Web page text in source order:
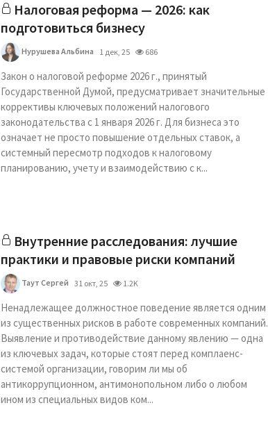
Налоговая реформа — 2026: как
подготовиться бизнесу
Нурушева Альбина 1 дек, 25 686
Закон о налоговой реформе 2026 г., принятый
Государственной Думой, предусматривает значительные
коррективы ключевых положений налогового
законодательства с 1 января 2026 г. Для бизнеса это
означает не просто повышение отдельных ставок, а
системный пересмотр подходов к налоговому
планированию, учету и взаимодействию с к...
Внутренние расследования: лучшие
практики и правовые риски компаний
Таут Сергей 31 окт, 25 1.2K
Ненадлежащее должностное поведение является одним
из существенных рисков в работе современных компаний.
Выявление и противодействие данному явлению — одна
из ключевых задач, которые стоят перед комплаенс-
системой организации, говорим ли мы об
антикоррупционном, антимонопольном либо о любом
ином из специальных видов ком...